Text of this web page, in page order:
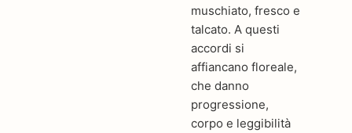
muschiato, fresco e
talcato. A questi
accordi si
affiancano floreale,
che danno
progressione,
corpo e leggibilità